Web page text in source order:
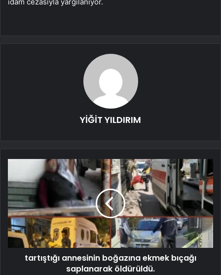
YİĞİT YILDIRIM
tartıştığı annesinin boğazına ekmek bıçağı
saplanarak öldürüldü.